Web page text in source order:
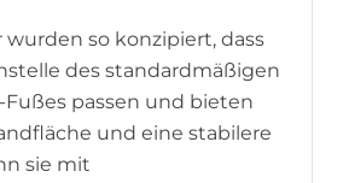
wurden so konzipiert, dass
des standardmäßigen
passen und bieten
und eine stabilere
sie mit